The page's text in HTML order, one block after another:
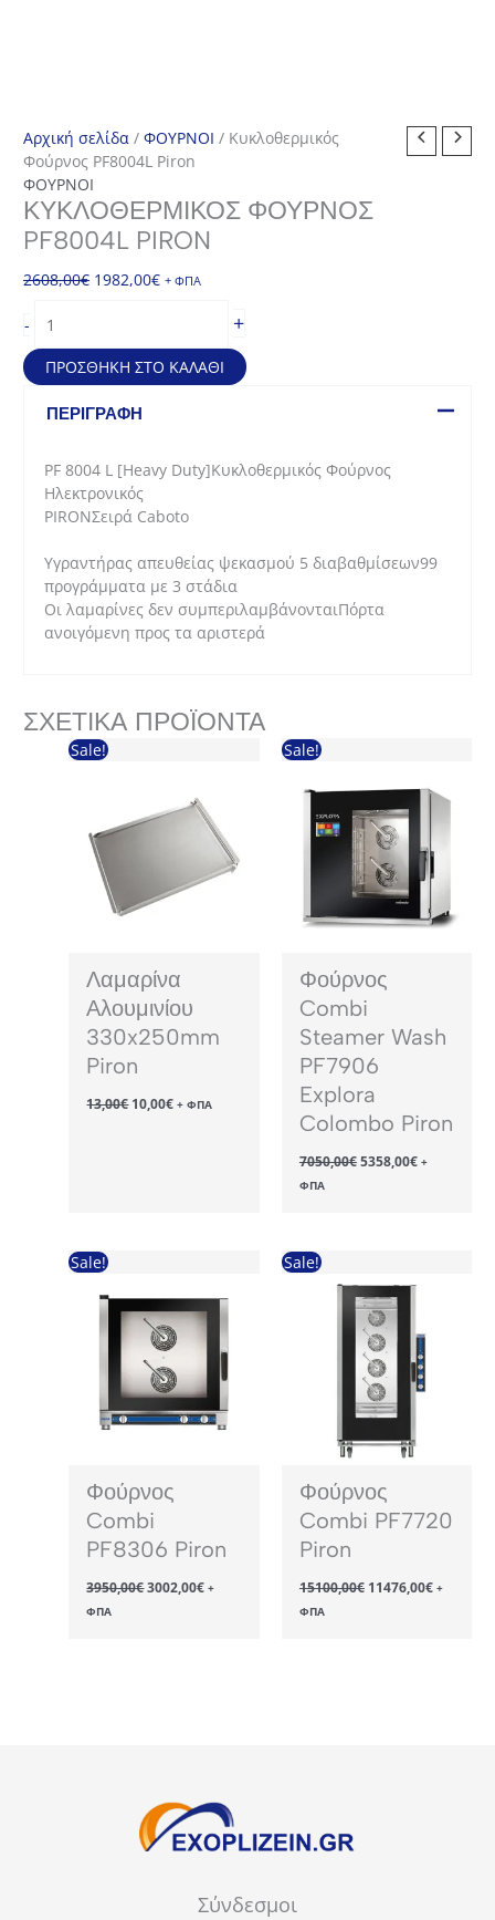
Αρχική σελίδα /ΦΟΥΡΝΟΙ / Κυκλοθερμικός
Φούρνος PF8004L Piron
ΦΟΥΡΝΟΙ
ΚΥΚΛΟΘΕΡΜΙΚΌΣ ΦΟΎΡΝΟΣ
PF8004L PIRON
2608,00€ Original
2608,00€.
1982,00€Η
είναι:
1982,00€.
+ ΦΠΑ
-
Φούρνος
PF8004L
Piron
ποσότητα
+
ΠΡΟΣΘΉΚΗ ΣΤΟ ΚΑΛΆΘΙ
ΠΕΡΙΓΡΑΦΉ
PF 8004 L [Heavy Duty]Κυκλοθερμικός Φούρνος
Ηλεκτρονικός
PIRONΣειρά Caboto
Υγραντήρας απευθείας ψεκασμού 5 διαβαθμίσεων99
προγράμματα με 3 στάδια
Οι λαμαρίνες δεν συμπεριλαμβάνονταιΠόρτα
ανοιγόμενη προς τα αριστερά
ΣΧΕΤΙΚΆ ΠΡΟΪΌΝΤΑ
Sale!
Λαμαρίνα
Αλουμινίου
330x250mm
Piron
13,00€ Original
price
10,00€Η+ ΦΠΑ
Sale!
Φούρνος
Combi
Steamer Wash
PF7906
Explora
Colombo Piron
7050,00€Original
price
5358,00€Η+
ΦΠΑ
Sale!
Φούρνος
Combi
PF8306 Piron
3950,00€Original
price
3002,00€Η+
ΦΠΑ
Sale!
Φούρνος
Combi PF7720
Piron
15100,00€ Original
11476,00€Η+
ΦΠΑ
Σύνδεσμοι